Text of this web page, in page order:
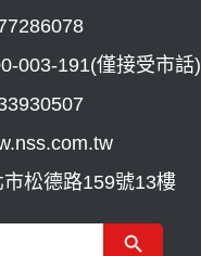
003-191(僅接受市話)
松德路159號13樓
Search Button